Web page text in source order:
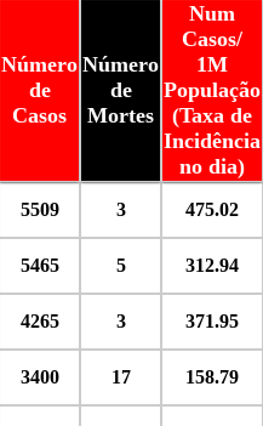
Número
de
Casos
Número
de
Mortes
Num
Casos/
1M
População
(Taxa de
Incidência
no dia)
5509 3 475.02
5465 5 312.94
4265 3 371.95
3400 17 158.79